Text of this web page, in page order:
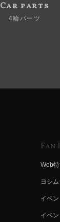
Car parts
4輪パーツ
Fan
Web
ヨシ
イベ
イベ